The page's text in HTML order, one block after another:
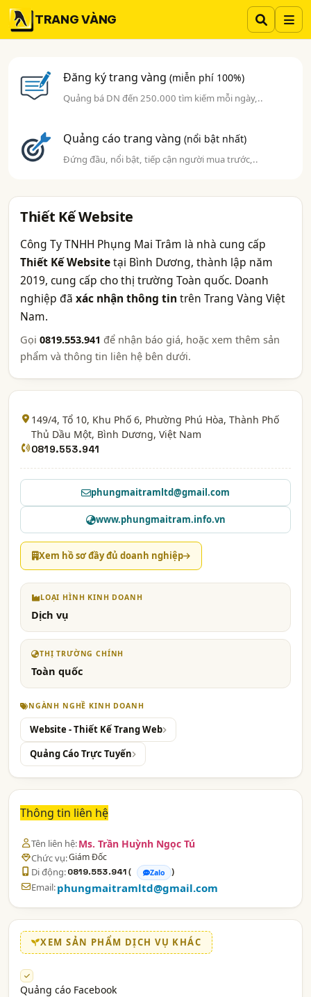
TRANG VÀNG
Đăng ký trang vàng(miễn phí 100%)
Quảng bá DN đến 250.000 tìm kiếm mỗi ngày,..
Quảng cáo trang vàng(nổi bật nhất)
Đứng đầu, nổi bật, tiếp cận người mua trước,..
Thiết Kế Website
Công Ty TNHH Phụng Mai Trâm là nhà cung cấp
Thiết Kế Websitetại Bình Dương, thành lập năm
2019, cung cấp cho thị trường Toàn quốc. Doanh
nghiệp đã xác nhận thông tin trên Trang Vàng Việt
Nam.
Gọi 0819.553.941 để nhận báo giá, hoặc xem thêm sản
phẩm và thông tin liên hệ bên dưới.
149/4, Tổ 10, Khu Phố 6, Phường Phú Hòa, Thành Phố
Thủ Dầu Một, Bình Dương, Việt Nam
0819.553.941
phungmaitramltd@gmail.com
www.phungmaitram.info.vn
Xem hồ sơ đầy đủ doanh nghiệp
LOẠI HÌNH KINH DOANH
Dịch vụ
THỊ TRƯỜNG CHÍNH
Toàn quốc
NGÀNH NGHỀ KINH DOANH
Website - Thiết Kế Trang Web
Quảng Cáo Trực Tuyến
Thông tin liên hệ
Tên liên hệ:Ms. Trần Huỳnh Ngọc Tú
Chức vụ:Giám Đốc
Di động:0819.553.941( Zalo )
Email:phungmaitramltd@gmail.com
XEM SẢN PHẨM DỊCH VỤ KHÁC
Quảng cáo Facebook